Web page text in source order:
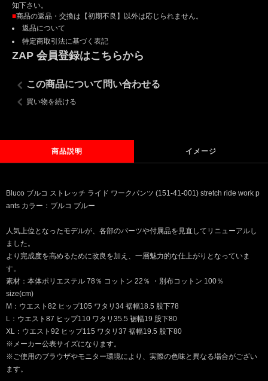
知下さい。
■商品の返品・交換は【初期不良】以外は応じられません。
返品について
特定商取引法に基づく表記
ZAP 会員登録はこちらから
この商品について問い合わせる
買い物を続ける
商品説明 イメージ
Bluco ブルコ ストレッチ ライド ワークパンツ (151-41-001) stretch ride work p
ants カラー：ブルコ ブルー
人気上位となったモデルが、各部のパーツや付属品を見直してリニューアルし
ました。
より完成度を高めるために改良を加え、一層魅力的な仕上がりとなっていま
す。
素材：本体ポリエステル 78％ コットン 22％ ・別布コットン 100％
size(cm)
M：ウエスト82 ヒップ105 ワタリ34 裾幅18.5 股下78
L：ウエスト87 ヒップ110 ワタリ35.5 裾幅19 股下80
XL：ウエスト92 ヒップ115 ワタリ37 裾幅19.5 股下80
※メーカー公表サイズになります。
※ご使用のブラウザやモニター環境により、実際の色味と異なる場合がござい
ます。